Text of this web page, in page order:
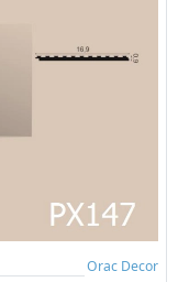
Orac Decor